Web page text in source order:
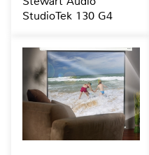
StudioTek 130 G4